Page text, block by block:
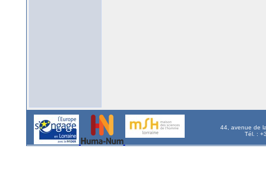
44, avenue de
Tél. :